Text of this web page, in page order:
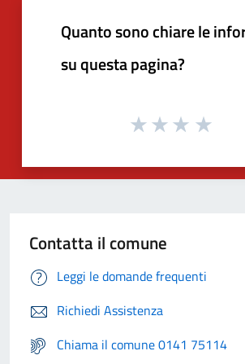
Quanto sono chiare le
su questa pagina?
Contatta il comune
Leggi le domande frequenti
Richiedi Assistenza
Chiama il comune 0141 75114